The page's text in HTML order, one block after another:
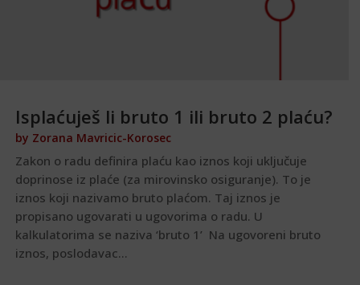
Isplaćuješ li bruto 1 ili bruto 2 plaću?
by Zorana Mavricic-Korosec
Zakon o radu definira plaću kao iznos koji uključuje
doprinose iz plaće (za mirovinsko osiguranje). To je
iznos koji nazivamo bruto plaćom. Taj iznos je
propisano ugovarati u ugovorima o radu. U
kalkulatorima se naziva ‘bruto 1’ Na ugovoreni bruto
iznos, poslodavac...